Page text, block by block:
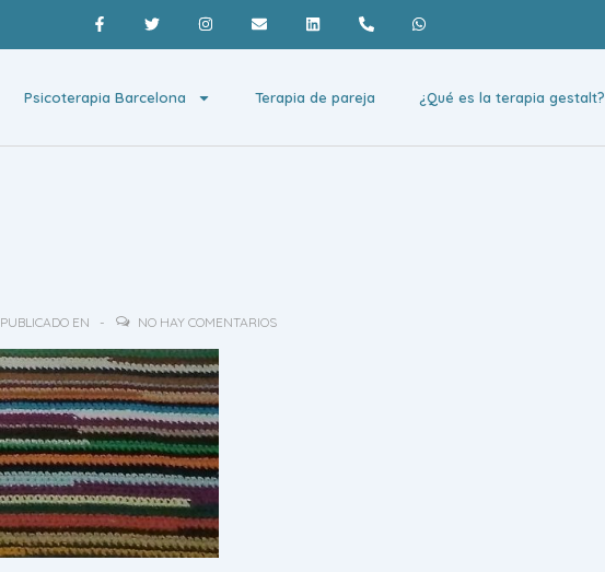
Psicoterapia Barcelona Terapia de pareja ¿Qué es la terapia gestalt?
PUBLICADO EN NO HAY COMENTARIOS